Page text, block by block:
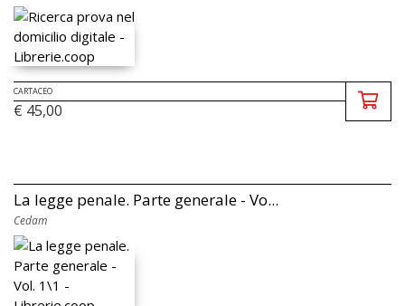
CARTACEO
€ 45,00
La legge penale. Parte generale - Vo...
Cedam